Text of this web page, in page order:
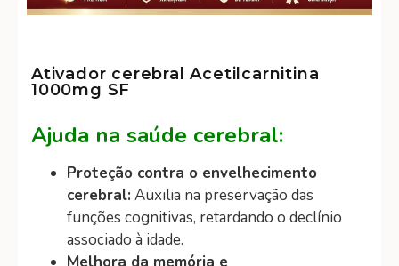
Ativador cerebral Acetilcarnitina
1000mg SF
Ajuda na saúde cerebral:
Proteção contra o envelhecimento
cerebral: Auxilia na preservação das
funções cognitivas, retardando o declínio
associado à idade.